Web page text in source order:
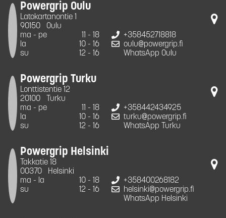
Powergrip Oulu
Latokartanontie 1
90150
Oulu
ma - pe
11 - 18
la
10 - 16
su
12 - 16
+358452718818
oulu@powergrip.fi
WhatsApp Oulu
Powergrip Turku
Lonttistentie 12
20100
Turku
ma - pe
11 - 18
la
10 - 16
su
12 - 16
+358442434925
turku@powergrip.fi
WhatsApp Turku
Powergrip Helsinki
Takkatie 18
00370
Helsinki
ma - la
10 - 18
su
12 - 16
+358400268182
helsinki@powergrip.fi
WhatsApp Helsinki